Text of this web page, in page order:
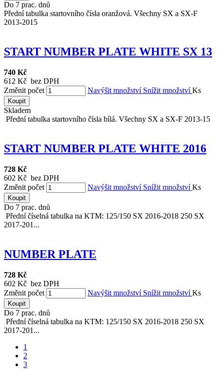
Do 7 prac. dnů
Přední tabulka startovního čísla oranžová. Všechny SX a SX-F
2013-2015
START NUMBER PLATE WHITE SX 13
740 Kč
612 Kč bez DPH
Změnit počet
Navýšit množství Snížit množstvíKs
Koupit
Skladem
Přední tabulka startovního čísla bílá. Všechny SX a SX-F 2013-15
START NUMBER PLATE WHITE 2016
728 Kč
602 Kč bez DPH
Změnit počet
Navýšit množství Snížit množstvíKs
Koupit
Do 7 prac. dnů
Přední číselná tabulka na KTM: 125/150 SX 2016-2018 250 SX
2017-201...
NUMBER PLATE
728 Kč
602 Kč bez DPH
Změnit počet
Navýšit množství Snížit množstvíKs
Koupit
Do 7 prac. dnů
Přední číselná tabulka na KTM: 125/150 SX 2016-2018 250 SX
2017-201...
1
2
3